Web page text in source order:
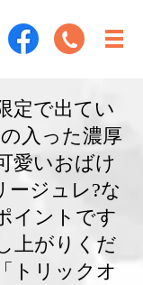
定で出てい
入った濃厚
愛いおばけ
ジュレ?な
イントです
上がりくだ
トリックオ